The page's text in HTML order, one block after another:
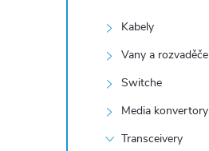
Kabely
Vany a rozvaděče
Switche
Media konvertory
Transceivery